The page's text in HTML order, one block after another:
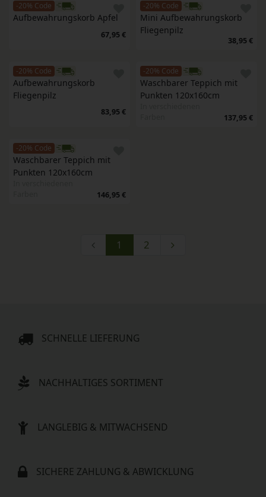
-20% Code
Aufbewahrungskorb Apfel
67,95 €
-20% Code
Mini Aufbewahrungskorb
Fliegenpilz
38,95 €
-20% Code
Aufbewahrungskorb
Fliegenpilz
83,95 €
-20% Code
Waschbarer Teppich mit
Punkten 120x160cm
137,95 €
-20% Code
Waschbarer Teppich mit
Punkten 120x160cm
146,95 €
1 2
SCHNELLE LIEFERUNG
NACHHALTIGES SORTIMENT
LANGLEBIG & MITWACHSEND
SICHERE ZAHLUNG & ABWICKLUNG